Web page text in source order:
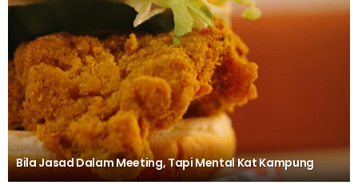
Bila Jasad Dalam Meeting, Tapi Mental Kat Kampung